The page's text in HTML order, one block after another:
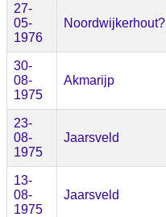
27-
05-
1976
Noordwijkerhout?
30-
08-
1975
Akmarijp
23-
08-
1975
Jaarsveld
13-
08-
1975
Jaarsveld